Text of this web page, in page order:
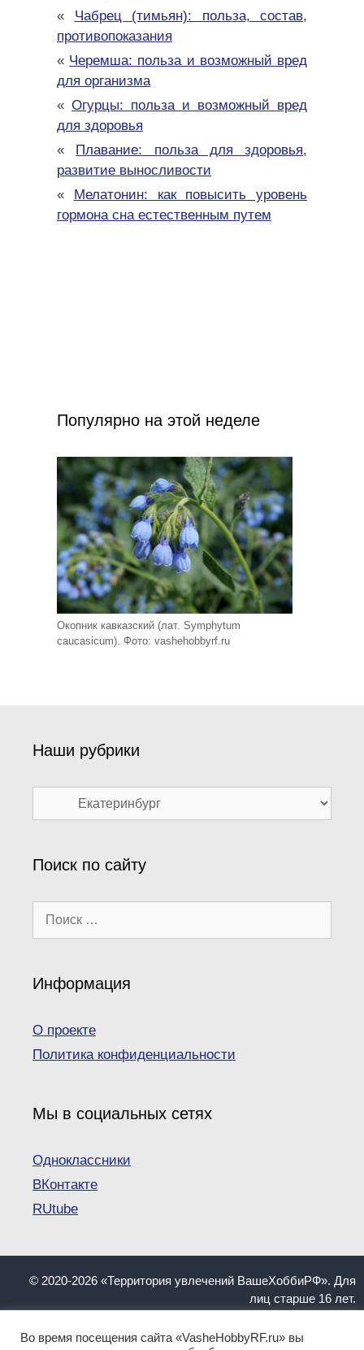
« Чабрец (тимьян): польза, состав,
противопоказания
« Черемша: польза и возможный вред
для организма
« Огурцы: польза и возможный вред
для здоровья
« Плавание: польза для здоровья,
развитие выносливости
« Мелатонин: как повысить уровень
гормона сна естественным путем
Популярно на этой неделе
Окопник кавказский (лат. Symphytum
caucasicum). Фото: vashehobbyrf.ru
Наши рубрики
рубрики
Поиск по сайту
Поиск:
Информация
О проекте
Политика конфиденциальности
Мы в социальных сетях
Одноклассники
ВКонтакте
RUtube
© 2020-2026 «Территория увлечений ВашеХоббиРФ». Для
лиц старше 16 лет.
VasheHobbyRF.ru обязательна.
Во время посещения сайта «VasheHobbyRF.ru» вы